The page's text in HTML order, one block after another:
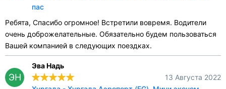
пас
Ребята, Спасибо огромное! Встретили вовремя. Водители
очень доброжелательные. Обязательно будем пользоваться
Вашей компанией в следующих поездках.
ЭН
Эва Надь
13 Августа 2022